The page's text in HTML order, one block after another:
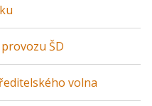
ŠD
volna